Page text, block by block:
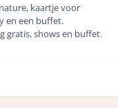
kaartje voor
en een buffet.
gratis, shows en buffet.